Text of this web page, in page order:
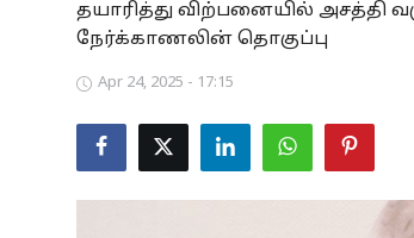
Business
Tamilnadu
National
தயாரித்து விற்பனையில் அசத்தி
நேர்க்காணலின் தொகுப்பு
Apr 24, 2025 - 17:15